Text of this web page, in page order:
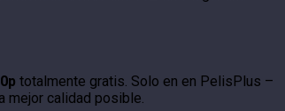
totalmente gratis. Solo en en PelisPlus –
mejor calidad posible.